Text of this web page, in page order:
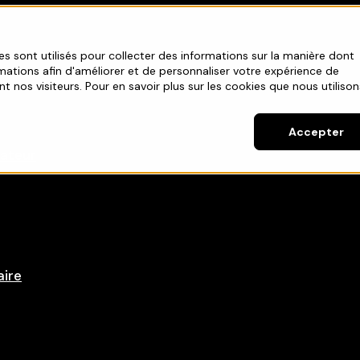
sont utilisés pour collecter des informations sur la manière dont
afin d'améliorer et de personnaliser votre expérience de
visiteurs. Pour en savoir plus sur les cookies que nous
Accepter